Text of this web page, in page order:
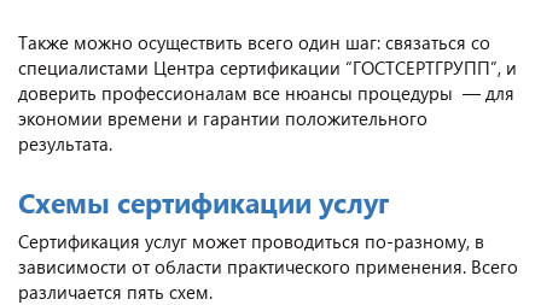
Также можно осуществить всего один шаг: связаться со
специалистами Центра сертификации “ГОСТСЕРТГРУПП”, и
доверить профессионалам все нюансы процедуры — для
экономии времени и гарантии положительного
результата.
Схемы сертификации услуг
Сертификация услуг может проводиться по-разному, в
зависимости от области практического применения. Всего
различается пять схем.